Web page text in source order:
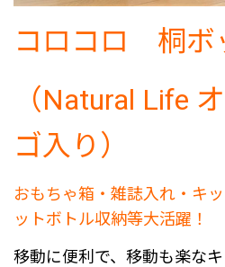
コロコロ 桐
（Natural Life
ゴ入り）
おもちゃ箱・雑誌入れ・キ
ットボトル収納等大活躍！
移動に便利で、移動も楽な